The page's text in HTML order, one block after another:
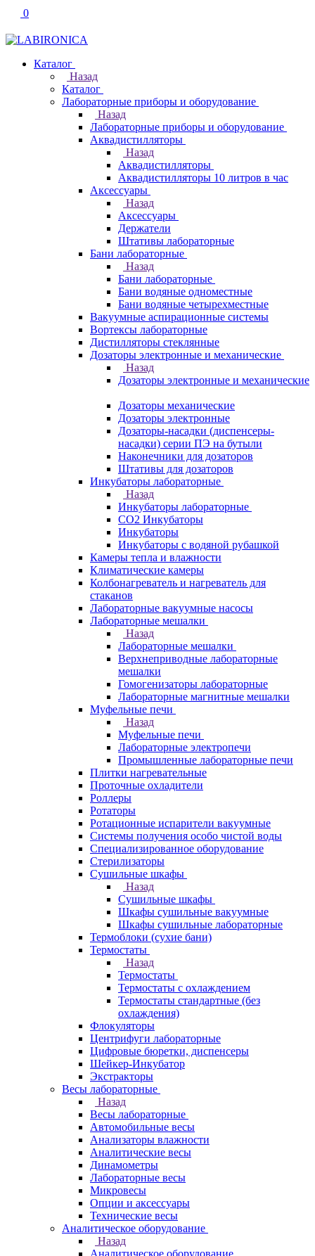
0
Каталог
Назад
Каталог
Лабораторные приборы и оборудование
Назад
Лабораторные приборы и оборудование
Аквадистилляторы
Назад
Аквадистилляторы
Аквадистилляторы 10 литров в час
Аксессуары
Назад
Аксессуары
Держатели
Штативы лабораторные
Бани лабораторные
Назад
Бани лабораторные
Бани водяные одноместные
Бани водяные четырехместные
Вакуумные аспирационные системы
Вортексы лабораторные
Дистилляторы стеклянные
Дозаторы электронные и механические
Назад
Дозаторы электронные и механические
Дозаторы механические
Дозаторы электронные
Дозаторы-насадки (диспенсеры-
насадки) серии ПЭ на бутыли
Наконечники для дозаторов
Штативы для дозаторов
Инкубаторы лабораторные
Назад
Инкубаторы лабораторные
CO2 Инкубаторы
Инкубаторы
Инкубаторы с водяной рубашкой
Камеры тепла и влажности
Климатические камеры
Колбонагреватель и нагреватель для
стаканов
Лабораторные вакуумные насосы
Лабораторные мешалки
Назад
Лабораторные мешалки
Верхнеприводные лабораторные
мешалки
Гомогенизаторы лабораторные
Лабораторные магнитные мешалки
Муфельные печи
Назад
Муфельные печи
Лабораторные электропечи
Промышленные лабораторные печи
Плитки нагревательные
Проточные охладители
Роллеры
Ротаторы
Ротационные испарители вакуумные
Системы получения особо чистой воды
Специализированное оборудование
Стерилизаторы
Сушильные шкафы
Назад
Сушильные шкафы
Шкафы сушильные вакуумные
Шкафы сушильные лабораторные
Термоблоки (сухие бани)
Термостаты
Назад
Термостаты
Термостаты с охлаждением
Термостаты стандартные (без
охлаждения)
Флокуляторы
Центрифуги лабораторные
Цифровые бюретки, диспенсеры
Шейкер-Инкубатор
Экстракторы
Весы лабораторные
Назад
Весы лабораторные
Автомобильные весы
Анализаторы влажности
Аналитические весы
Динамометры
Лабораторные весы
Микровесы
Опции и аксессуары
Технические весы
Аналитическое оборудование
Назад
Аналитическое оборудование